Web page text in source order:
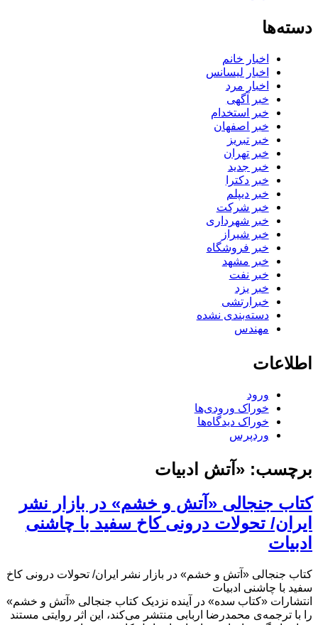
دسته‌ها
اخبار خانم
اخبار لیسانس
اخبار مرد
خبر آگهی
خبر استخدام
خبر اصفهان
خبر تبریز
خبر تهران
خبر جدید
خبر دکترا
خبر دیپلم
خبر شرکت
خبر شهرداری
خبر شیراز
خبر فروشگاه
خبر مشهد
خبر نفت
خبر یزد
خبرارتشی
دسته‌بندی نشده
مهندس
اطلاعات
ورود
خوراک ورودی‌ها
خوراک دیدگاه‌ها
وردپرس
برچسب: «آتش ادبیات
کتاب جنجالی «آتش و خشم» در بازار نشر
ایران/ تحولات درونی کاخ سفید با چاشنی
ادبیات
کتاب جنجالی «آتش و خشم» در بازار نشر ایران/ تحولات درونی کاخ
سفید با چاشنی ادبیات
انتشارات «کتاب سده» در آینده‌ نزدیک کتاب جنجالی «آتش و خشم»
را با ترجمه‌ی محمدرضا اربابی منتشر می‌کند، این اثر روایتی مستند